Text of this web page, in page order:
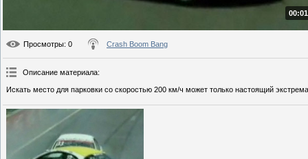
Просмотры: 0 Crash Boom Bang
Описание материала:
Искать место для парковки со скоростью 200 км/ч может только настоящий